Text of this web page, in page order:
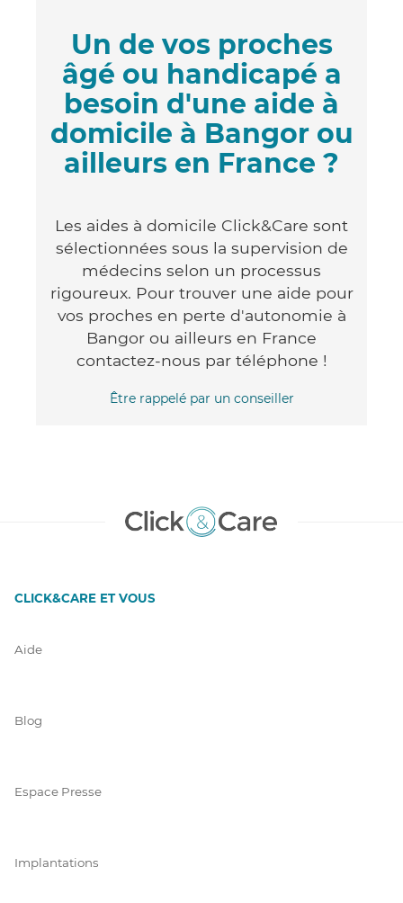
Un de vos proches
âgé ou handicapé a
besoin d'une aide à
domicile à Bangor ou
ailleurs en France ?
Les aides à domicile Click&Care sont
sélectionnées sous la supervision de
médecins selon un processus
rigoureux. Pour trouver une aide pour
vos proches en perte d'autonomie à
Bangor ou ailleurs en France
contactez-nous par téléphone !
Être rappelé par un conseiller
CLICK&CARE ET VOUS
Aide
Blog
Espace Presse
Implantations